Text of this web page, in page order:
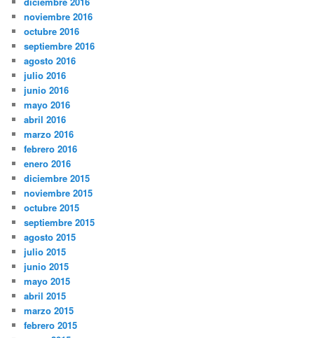
noviembre 2016
octubre 2016
septiembre 2016
agosto 2016
julio 2016
junio 2016
mayo 2016
abril 2016
marzo 2016
febrero 2016
enero 2016
diciembre 2015
noviembre 2015
octubre 2015
septiembre 2015
agosto 2015
julio 2015
junio 2015
mayo 2015
abril 2015
marzo 2015
febrero 2015